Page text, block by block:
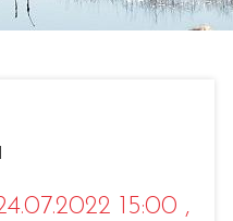
15:00 ,